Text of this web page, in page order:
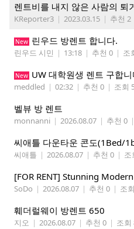
렌트비를 내지 않은 사람의 퇴
KReporter3 | 2023.03.15 | 추천 2
New 린우드 방렌트 합니다.
린우드 시민 | 13:18 | 추천 0 | 조
New UW 대학원생 렌트 구합
meddled | 02:32 | 추천 0 | 조회
벨뷰 방 렌트
monnanni | 2026.08.07 | 추천 0 |
씨애틀 다운타운 콘도(1Bed/
씨애틀 | 2026.08.07 | 추천 0 | 조
SoDo | 2026.08.07 | 추천 0 | 조
훼더럴웨이 방렌트 650
지오 | 2026.08.07 | 추천 0 | 조회